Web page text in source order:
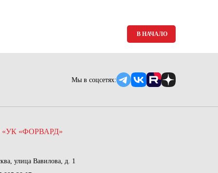
В НАЧАЛО
Мы в соцсетях:
«ФОРВАРД»
улица Вавилова, д. 1